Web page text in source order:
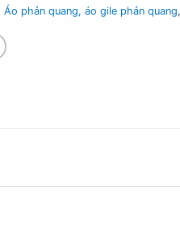
Áo phản quang, áo gile phản quang,